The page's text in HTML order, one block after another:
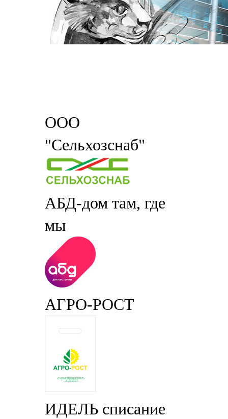
ООО
"Сельхозснаб"
АБД-дом там, где
мы
АГРО-РОСТ
ИДЕЛЬ списание